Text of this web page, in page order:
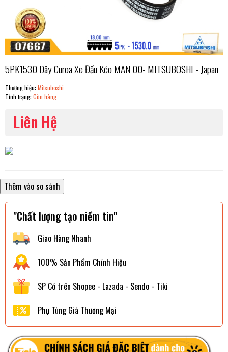
5PK1530 Dây Curoa Xe Đầu Kéo MAN 00- MITSUBOSHI - Japan
Thương hiệu: Mitsuboshi
Tình trạng: Còn hàng
Liên Hệ
"Chất lượng tạo niềm tin"
Giao Hàng Nhanh
100% Sản Phẩm Chính Hiệu
SP Có trên Shopee - Lazada - Sendo - Tiki
Phụ Tùng Giá Thương Mại